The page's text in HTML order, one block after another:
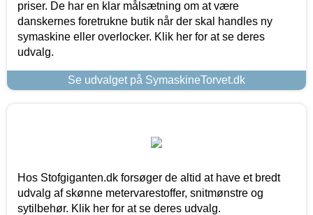
priser. De har en klar målsætning om at være
danskernes foretrukne butik når der skal handles ny
symaskine eller overlocker. Klik her for at se deres
udvalg.
Se udvalget på SymaskineTorvet.dk
Hos Stofgiganten.dk forsøger de altid at have et bredt
udvalg af skønne metervarestoffer, snitmønstre og
sytilbehør. Klik her for at se deres udvalg.